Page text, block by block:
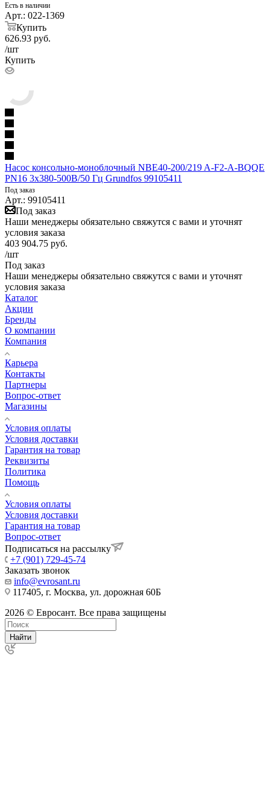
Есть в наличии
Арт.: 022-1369
Купить
626.93 руб.
/шт
Купить
Насос консольно-моноблочный NBE40-200/219 A-F2-A-BQQE
PN16 3х380-500В/50 Гц Grundfos 99105411
Под заказ
Арт.: 99105411
Под заказ
Наши менеджеры обязательно свяжутся с вами и уточнят
условия заказа
403 904.75 руб.
/шт
Под заказ
Наши менеджеры обязательно свяжутся с вами и уточнят
условия заказа
Каталог
Акции
Бренды
О компании
Компания
Карьера
Контакты
Партнеры
Вопрос-ответ
Магазины
Условия оплаты
Условия доставки
Гарантия на товар
Реквизиты
Политика
Помощь
Условия оплаты
Условия доставки
Гарантия на товар
Вопрос-ответ
Подписаться на рассылку
+7 (901) 729-45-74
Заказать звонок
info@evrosant.ru
117405, г. Москва, ул. дорожная 60Б
2026 © Евросант. Все права защищены
Найти